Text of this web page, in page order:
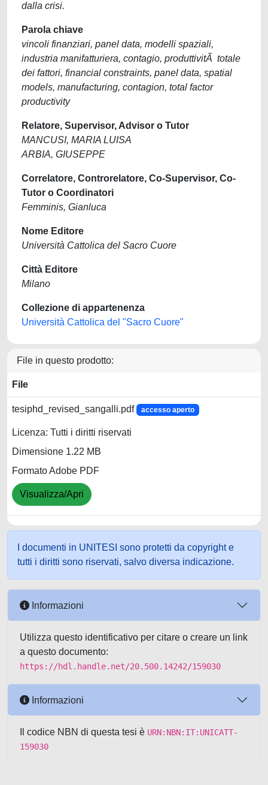
dalla crisi.
Parola chiave
vincoli finanziari, panel data, modelli spaziali,
industria manifatturiera, contagio, produttivitÃ totale
dei fattori, financial constraints, panel data, spatial
models, manufacturing, contagion, total factor
productivity
Relatore, Supervisor, Advisor o Tutor
MANCUSI, MARIA LUISA
ARBIA, GIUSEPPE
Correlatore, Controrelatore, Co-Supervisor, Co-
Tutor o Coordinatori
Femminis, Gianluca
Nome Editore
Università Cattolica del Sacro Cuore
Città Editore
Milano
Collezione di appartenenza
Università Cattolica del "Sacro Cuore"
File in questo prodotto:
File
tesiphd_revised_sangalli.pdf accesso aperto
Licenza: Tutti i diritti riservati
Dimensione 1.22 MB
Formato Adobe PDF
Visualizza/Apri
I documenti in UNITESI sono protetti da copyright e
tutti i diritti sono riservati, salvo diversa indicazione.
Informazioni
Utilizza questo identificativo per citare o creare un link
a questo documento:
https://hdl.handle.net/20.500.14242/159030
Informazioni
Il codice NBN di questa tesi è URN:NBN:IT:UNICATT-
159030